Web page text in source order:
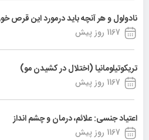
نادولول و هر آنچه باید درمورد این قرص
1167 روز پیش
تریکوتیلومانیا (اختلال در کشیدن مو)
1167 روز پیش
اعتیاد جنسی: علائم، درمان و چشم انداز
1167 روز پیش